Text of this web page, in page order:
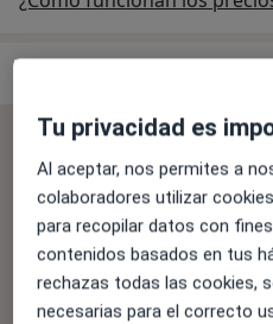
Se aceptan aseguradoras
La cobertura varía en
ubicación y el servicio.
proceso de reserva.
Filtrar por
Tu privacidad es
Al aceptar, nos permites a
colaboradores utilizar
para recopilar datos con
contenidos basados en tus
rechazas todas las cookies,
necesarias para el correcto